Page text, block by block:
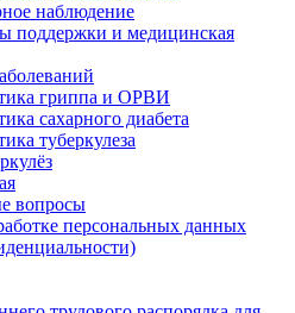
наблюдение
и медицинская
гриппа и ОРВИ
сахарного диабета
туберкулеза
вопросы
персональных данных